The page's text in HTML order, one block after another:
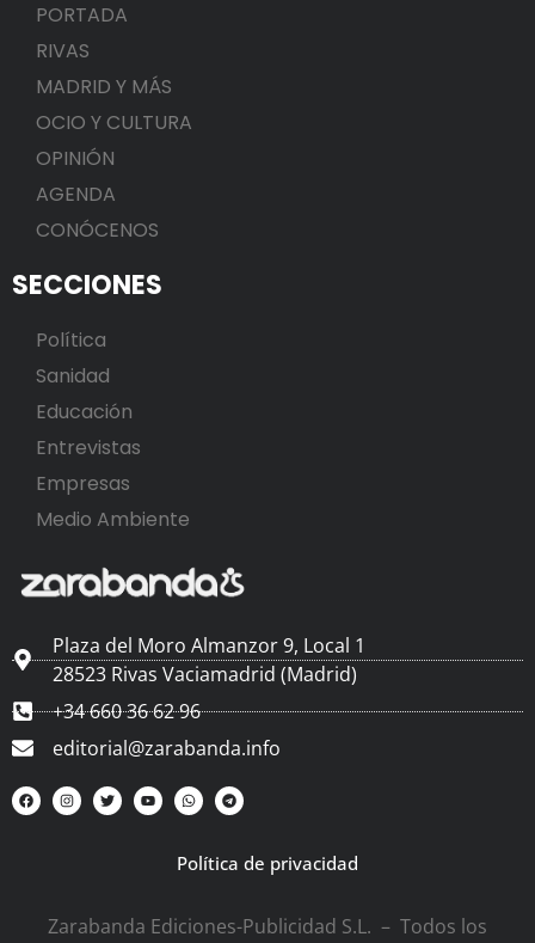
PORTADA
RIVAS
MADRID Y MÁS
OCIO Y CULTURA
OPINIÓN
AGENDA
CONÓCENOS
SECCIONES
Política
Sanidad
Educación
Entrevistas
Empresas
Medio Ambiente
Plaza del Moro Almanzor 9, Local 1
28523 Rivas Vaciamadrid (Madrid)
+34 660 36 62 96
editorial@zarabanda.info
Política de privacidad
Zarabanda Ediciones-Publicidad S.L. – Todos los